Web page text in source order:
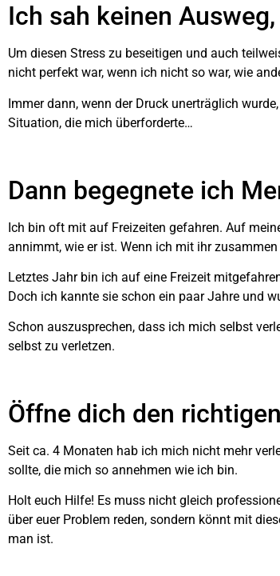
Ich sah keinen
Um diesen Stress zu beseitigen und auch
nicht perfekt war, wenn ich nicht so war, wie
Immer dann, wenn der Druck unerträglich
Situation, die mich überforderte…
Dann begegnete ich
Ich bin oft mit auf Freizeiten gefahren. Auf
annimmt, wie er ist. Wenn ich mit ihr
Letztes Jahr bin ich auf eine Freizeit
Doch ich kannte sie schon ein paar Jahre und
Schon auszusprechen, dass ich mich selbst
selbst zu verletzen.
Öffne dich den
Seit ca. 4 Monaten hab ich mich nicht mehr
sollte, die mich so annehmen wie ich bin.
Holt euch Hilfe! Es muss nicht gleich
über euer Problem reden, sondern könnt mit
man ist.